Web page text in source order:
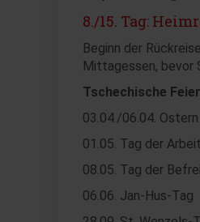
8./15. Tag:
Beginn der
Mittagessen, bevor
Tschechische
03.04./06.04. Ostern
01.05. Tag der Arbeit
08.05. Tag der
06.06. Jan-Hus-Tag